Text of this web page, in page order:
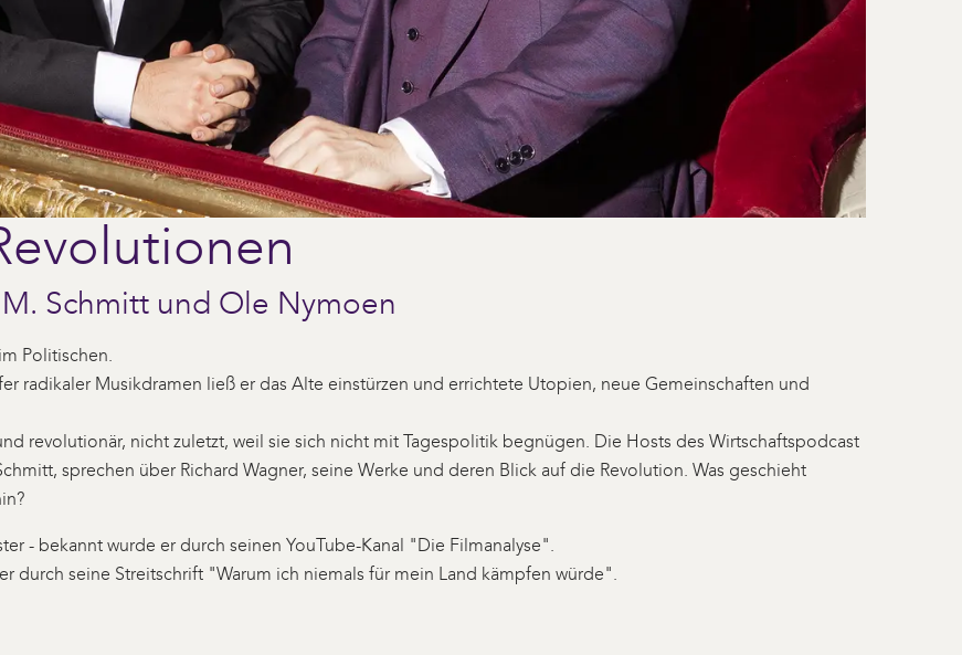
Schmitt und Ole Nymoen
Politischen.
radikaler Musikdramen ließ er das Alte einstürzen und errichtete Utopien, neue Gemeinschaften und
revolutionär, nicht zuletzt, weil sie sich nicht mit Tagespolitik begnügen. Die Hosts des Wirtschaftspodcast
sprechen über Richard Wagner, seine Werke und deren Blick auf die Revolution. Was geschieht
- bekannt wurde er durch seinen YouTube-Kanal "Die Filmanalyse".
durch seine Streitschrift "Warum ich niemals für mein Land kämpfen würde".